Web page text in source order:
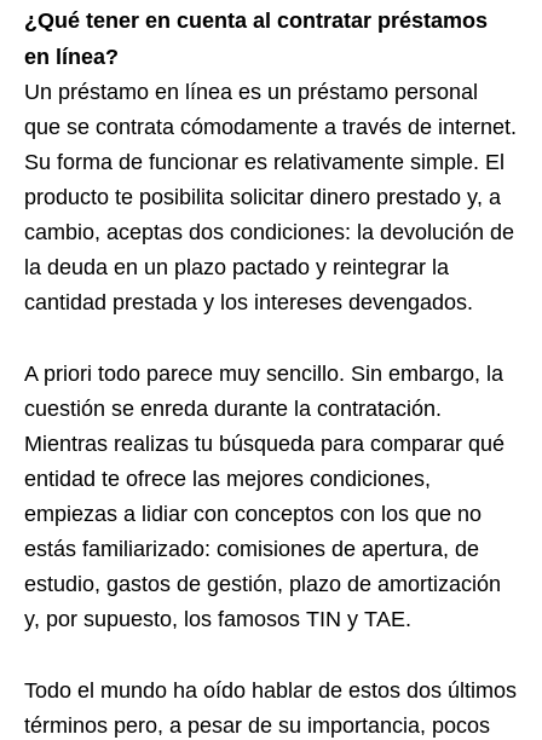
¿Qué tener en cuenta al contratar préstamos
en línea?
Un préstamo en línea es un préstamo personal
que se contrata cómodamente a través de internet.
Su forma de funcionar es relativamente simple. El
producto te posibilita solicitar dinero prestado y, a
cambio, aceptas dos condiciones: la devolución de
la deuda en un plazo pactado y reintegrar la
cantidad prestada y los intereses devengados.
A priori todo parece muy sencillo. Sin embargo, la
cuestión se enreda durante la contratación.
Mientras realizas tu búsqueda para comparar qué
entidad te ofrece las mejores condiciones,
empiezas a lidiar con conceptos con los que no
estás familiarizado: comisiones de apertura, de
estudio, gastos de gestión, plazo de amortización
y, por supuesto, los famosos TIN y TAE.
Todo el mundo ha oído hablar de estos dos últimos
términos pero, a pesar de su importancia, pocos